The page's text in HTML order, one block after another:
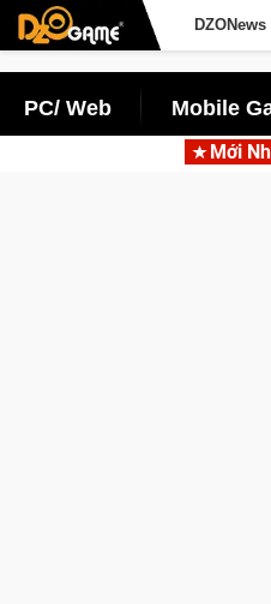
DZONews
PC/ Web Mobile
Mới
Garena hợp tác cùng